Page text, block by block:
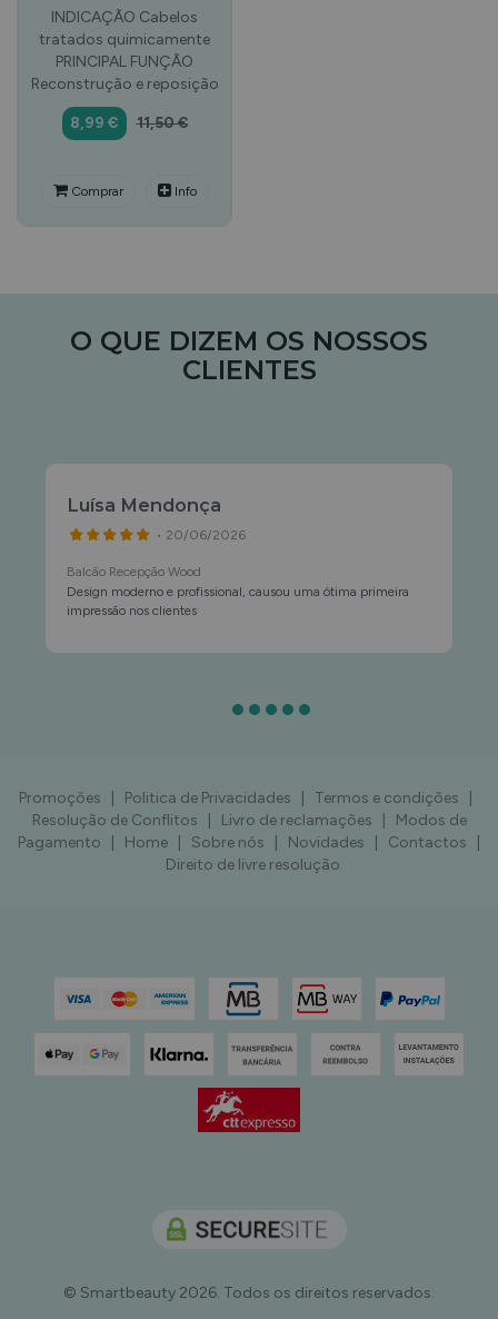
INDICAÇÃO Cabelos
tratados quimicamente
PRINCIPAL FUNÇÃO
Reconstrução e reposição
8,99 € 11,50 €
Comprar Info
O QUE DIZEM OS NOSSOS
CLIENTES
Luísa Mendonça
• 20/06/2026
Balcão Recepção Wood
Design moderno e profissional, causou uma ótima primeira
impressão nos clientes
Promoções Politica de Privacidades Termos e condições
Resolução de Conflitos
Livro de reclamações
Modos de
Pagamento
Home Sobre nós Novidades Contactos
Direito de livre resolução
© Smartbeauty 2026. Todos os direitos reservados.